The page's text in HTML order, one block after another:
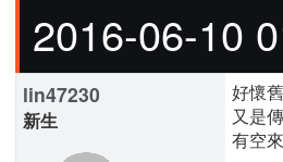
2016-06-10
lin47230
新生
好懷
又是
有空